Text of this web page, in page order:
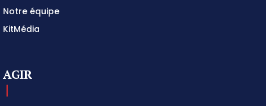
Notre équipe
KitMédia
AGIR